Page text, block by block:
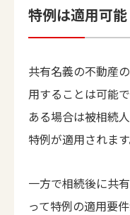
特例は適用可能
共有名義の不動産
用することは可能
ある場合は被相続
特例が適用されます
一方で相続後に共
って特例の適用要